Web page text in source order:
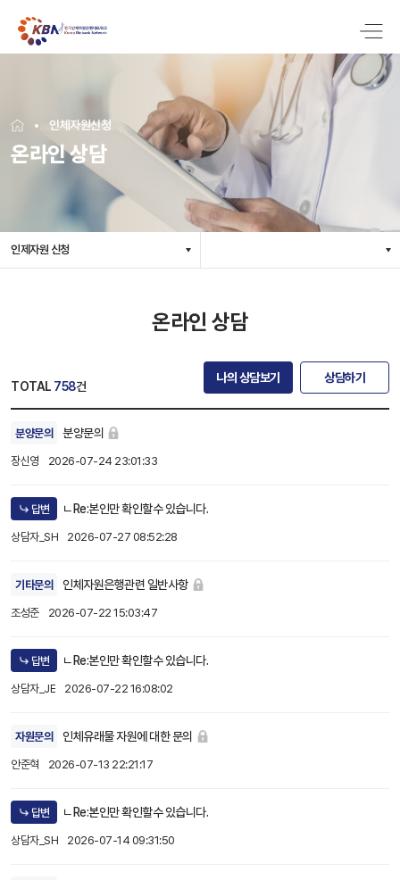
인체자원신청
온라인 상담
인제자원 신청
온라인 상담
TOTAL 758건
나의 상담보기 상담하기
분양문의 분양문의
장신영 2026-07-24 23:01:33
답변 ㄴRe:본인만 확인할수 있습니다.
상담자_SH 2026-07-27 08:52:28
기타문의 인체자원은행관련 일반사항
조성준 2026-07-22 15:03:47
답변 ㄴRe:본인만 확인할수 있습니다.
상담자_JE 2026-07-22 16:08:02
자원문의 인체유래물 자원에 대한 문의
안준혁 2026-07-13 22:21:17
답변 ㄴRe:본인만 확인할수 있습니다.
상담자_SH 2026-07-14 09:31:50